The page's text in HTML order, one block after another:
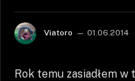
Viatoro 01.06.2014
Rok temu zasiadłem